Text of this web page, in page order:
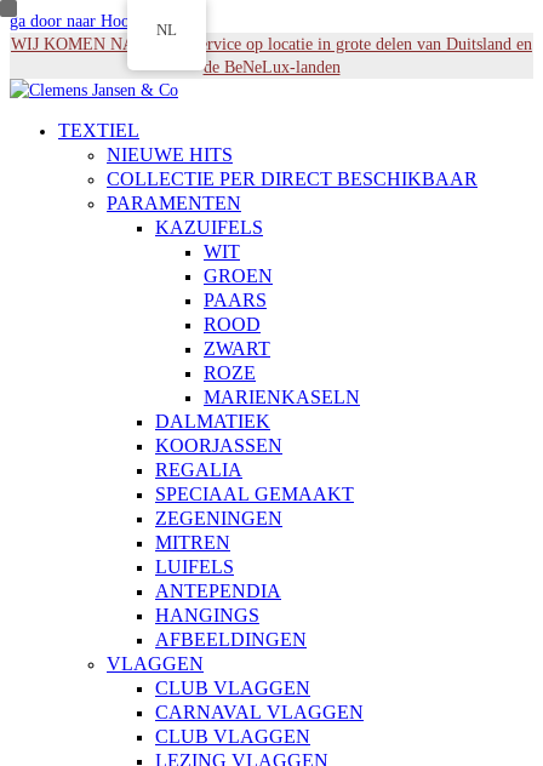
ga door naar Hoofdinhoud
WIJ KOMEN NAAR U - Service op locatie in grote delen van Duitsland en
de BeNeLux-landen
TEXTIEL
NIEUWE HITS
COLLECTIE PER DIRECT BESCHIKBAAR
PARAMENTEN
KAZUIFELS
WIT
GROEN
PAARS
ROOD
ZWART
ROZE
MARIENKASELN
DALMATIEK
KOORJASSEN
REGALIA
SPECIAAL GEMAAKT
ZEGENINGEN
MITREN
LUIFELS
ANTEPENDIA
HANGINGS
AFBEELDINGEN
VLAGGEN
CLUB VLAGGEN
CARNAVAL VLAGGEN
CLUB VLAGGEN
LEZING VLAGGEN
NL